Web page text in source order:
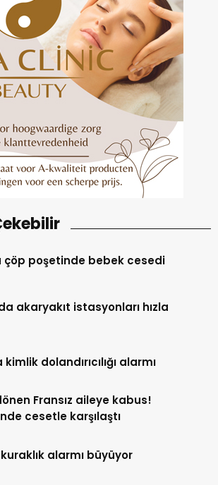
çöp poşetinde bebek cesedi
akaryakıt istasyonları hızla
dolandırıcılığı alarmı
Fransız aileye kabus!
cesetle karşılaştı
alarmı büyüyor